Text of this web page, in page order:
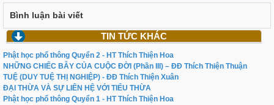
Bình luận bài viết
TIN TỨC KHÁC
Phật học phổ thông Quyển 2 - HT Thích Thiện Hoa
NHỮNG CHIẾC BẪY CỦA CUỘC ĐỜI (Phần III) – ĐĐ Thích Thiện Thuận
TUỆ (DUY TUỆ THỊ NGHIỆP) - ĐĐ Thích Thiện Xuân
ĐẠI THỪA VÀ SỰ LIÊN HỆ VỚI TIỂU THỪA
Phật học phổ thông Quyển 1 - HT Thích Thiện Hoa